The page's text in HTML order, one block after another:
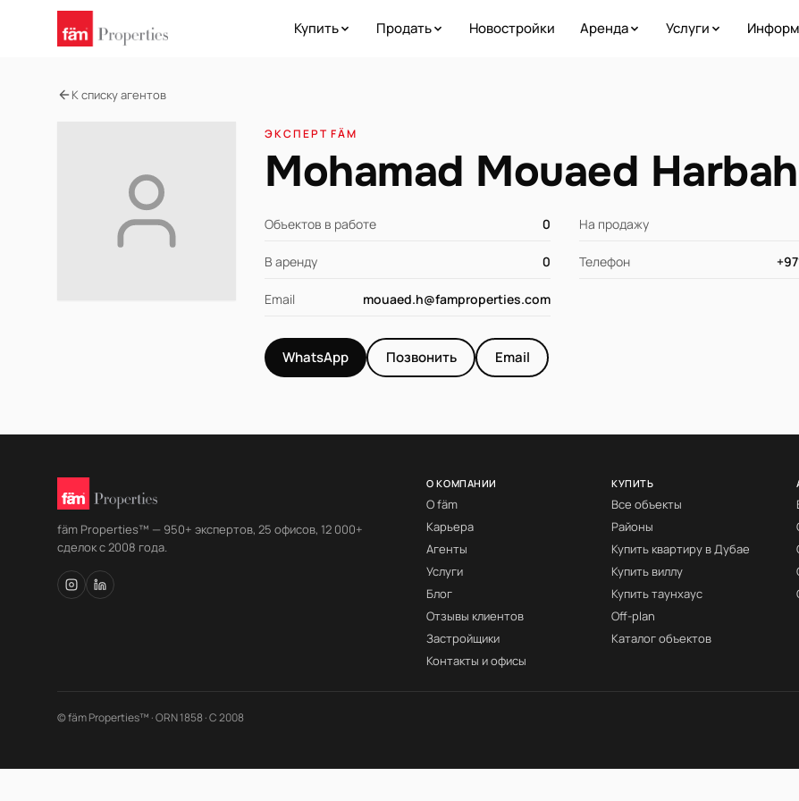
Купить Продать Новостройки Аренда Услуги
К списку агентов
ЭКСПЕРТ FÄM
Mohamad Mouaed Harbah
Объектов в работе 0 На продажу
В аренду 0 Телефон
Email mouaed.h@famproperties.com
WhatsApp Позвонить Email
fäm Properties™ — 950+ экспертов, 25 офисов, 12 000+
сделок с 2008 года.
О КОМПАНИИ
О fäm
Карьера
Агенты
Услуги
Блог
Отзывы клиентов
Застройщики
Контакты и офисы
КУПИТЬ
Все объекты
Районы
Купить квартиру в Дубае
Купить виллу
Купить таунхаус
Off-plan
Каталог объектов
© fäm Properties™ · ORN 1858 · С 2008